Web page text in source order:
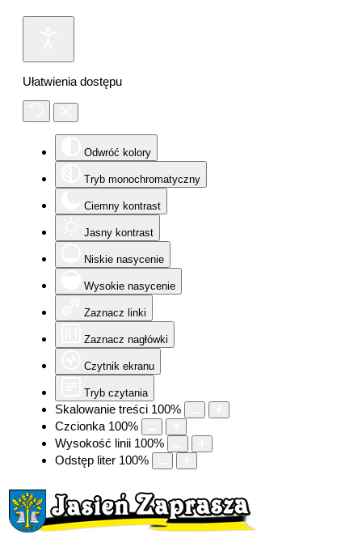
Ułatwienia dostępu
Odwróć kolory
Tryb monochromatyczny
Ciemny kontrast
Jasny kontrast
Niskie nasycenie
Wysokie nasycenie
Zaznacz linki
Zaznacz nagłówki
Czytnik ekranu
Tryb czytania
Skalowanie treści 100%
Czcionka 100%
Wysokość linii 100%
Odstęp liter 100%